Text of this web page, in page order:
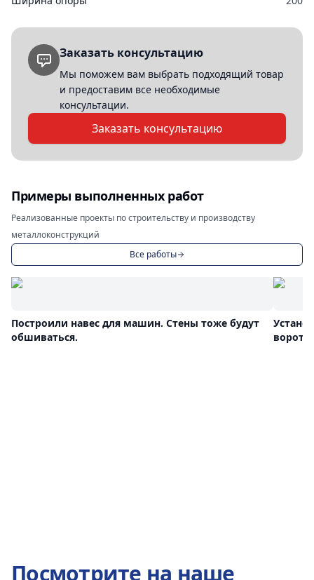
Заказать консультацию
Мы поможем вам выбрать подходящий товар
и предоставим все необходимые
консультации.
Заказать консультацию
Примеры выполненных работ
Реализованные проекты по строительству и производству
металлоконструкций
Все работы
Построили навес для машин. Стены тоже будут
обшиваться.
ворота
Посмотрите на наше